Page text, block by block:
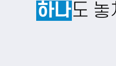
하나도 놓